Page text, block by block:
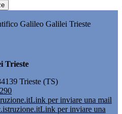
Galileo Galilei Trieste
Trieste
Trieste (TS)
Link per inviare una mail
Link per inviare una